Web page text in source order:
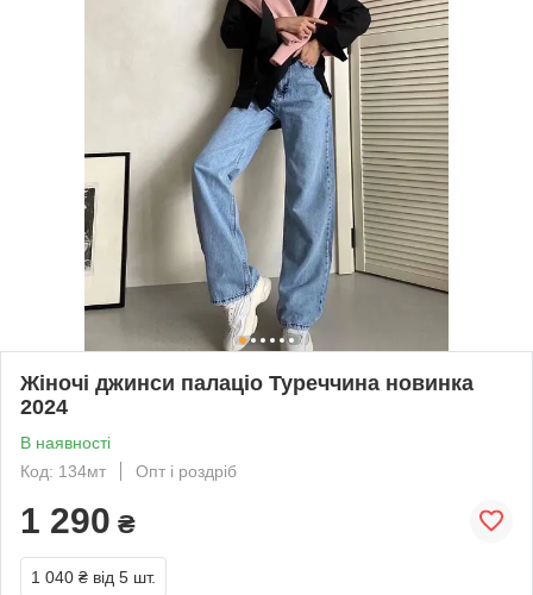
Жіночі джинси палаціо Туреччина новинка
2024
В наявності
Код: 134мт
Опт і роздріб
1 290 ₴
1 040 ₴ від 5 шт.